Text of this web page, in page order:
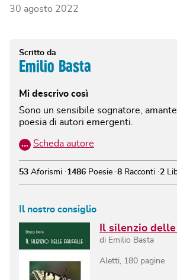
30 agosto 2022
Scritto da
Emilio Basta
Mi descrivo così
Sono un sensibile sognatore,
poesia di autori emergenti.
… Scheda autore
53 Aforismi 1486 Poesie 8 Racconti 2
Il nostro consiglio
Il silenzio
di Emilio Basta
Aletti 180 pagine